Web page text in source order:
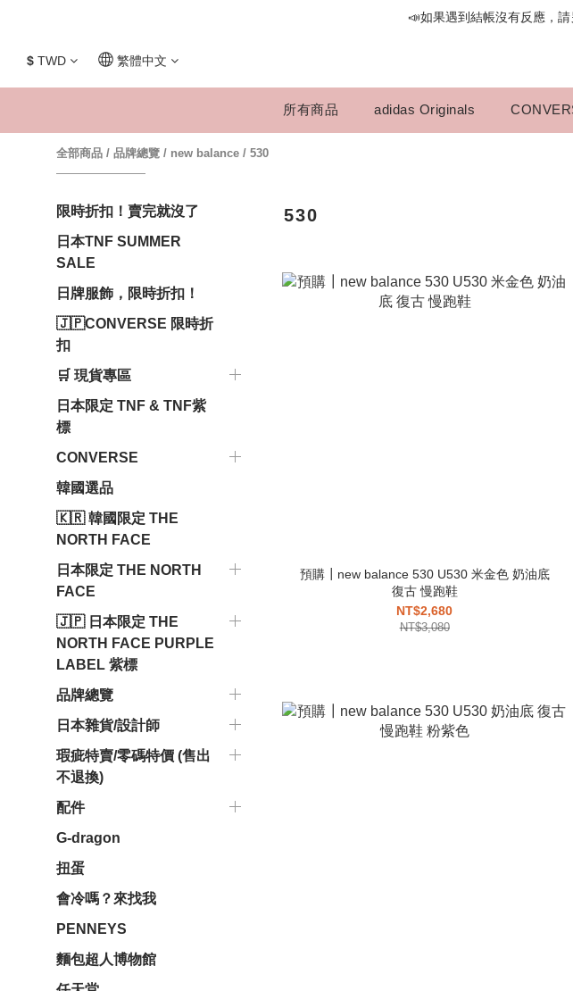
📣如果遇到結帳沒有反應，
📣如果遇到結帳沒有反應，
歡迎光臨૮⍝• ᴥ
📣如果遇到結帳沒有反應，
$ TWD 繁體中文
所有商品 adidas Originals
全部商品 / 品牌總覽 / new balance / 530
限時折扣！賣完就沒了
日本TNF SUMMER
SALE
日牌服飾，限時折扣！
🇯🇵CONVERSE 限時折
扣
🛒 現貨專區
日本限定 TNF & TNF紫
標
CONVERSE
韓國選品
🇰🇷 韓國限定 THE
NORTH FACE
日本限定 THE NORTH
FACE
🇯🇵 日本限定 THE
NORTH FACE PURPLE
LABEL 紫標
品牌總覽
日本雜貨/設計師
瑕疵特賣/零碼特價 (售出
不退換)
配件
G-dragon
扭蛋
會冷嗎？來找我
PENNEYS
麵包超人博物館
530
預購┃new balance 530 U530 米金色 奶油底
復古 慢跑鞋
NT$2,680
NT$3,080